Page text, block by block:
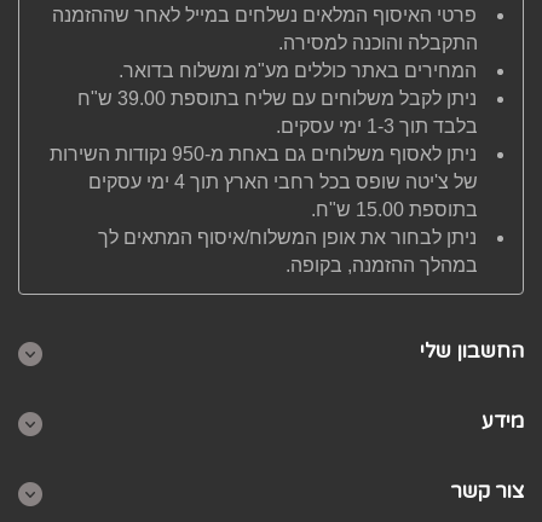
פרטי האיסוף המלאים נשלחים במייל לאחר שההזמנה
התקבלה והוכנה למסירה.
המחירים באתר כוללים מע"מ ומשלוח בדואר.
ניתן לקבל משלוחים עם שליח בתוספת 39.00 ש"ח
בלבד תוך 1-3 ימי עסקים.
ניתן לאסוף משלוחים גם באחת מ-950 נקודות השירות
של צ'יטה שופס בכל רחבי הארץ תוך 4 ימי עסקים
בתוספת 15.00 ש"ח.
ניתן לבחור את אופן המשלוח/איסוף המתאים לך
במהלך ההזמנה, בקופה.
החשבון שלי
מידע
צור קשר